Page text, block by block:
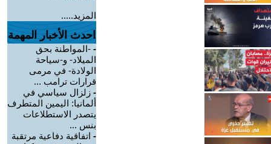
المزيد.....
احدث الأخبار المهمة
- -المواطنة بحق
الميلاد- و-سياحة
الولادة- في مرمى
قرارات ترامب ...
- زلزال سياسي في
ألمانيا: اليمين المتطرف
يتصدر الاستطلاعات
بنس ...
- اتفاقية دفاعية مرتقبة